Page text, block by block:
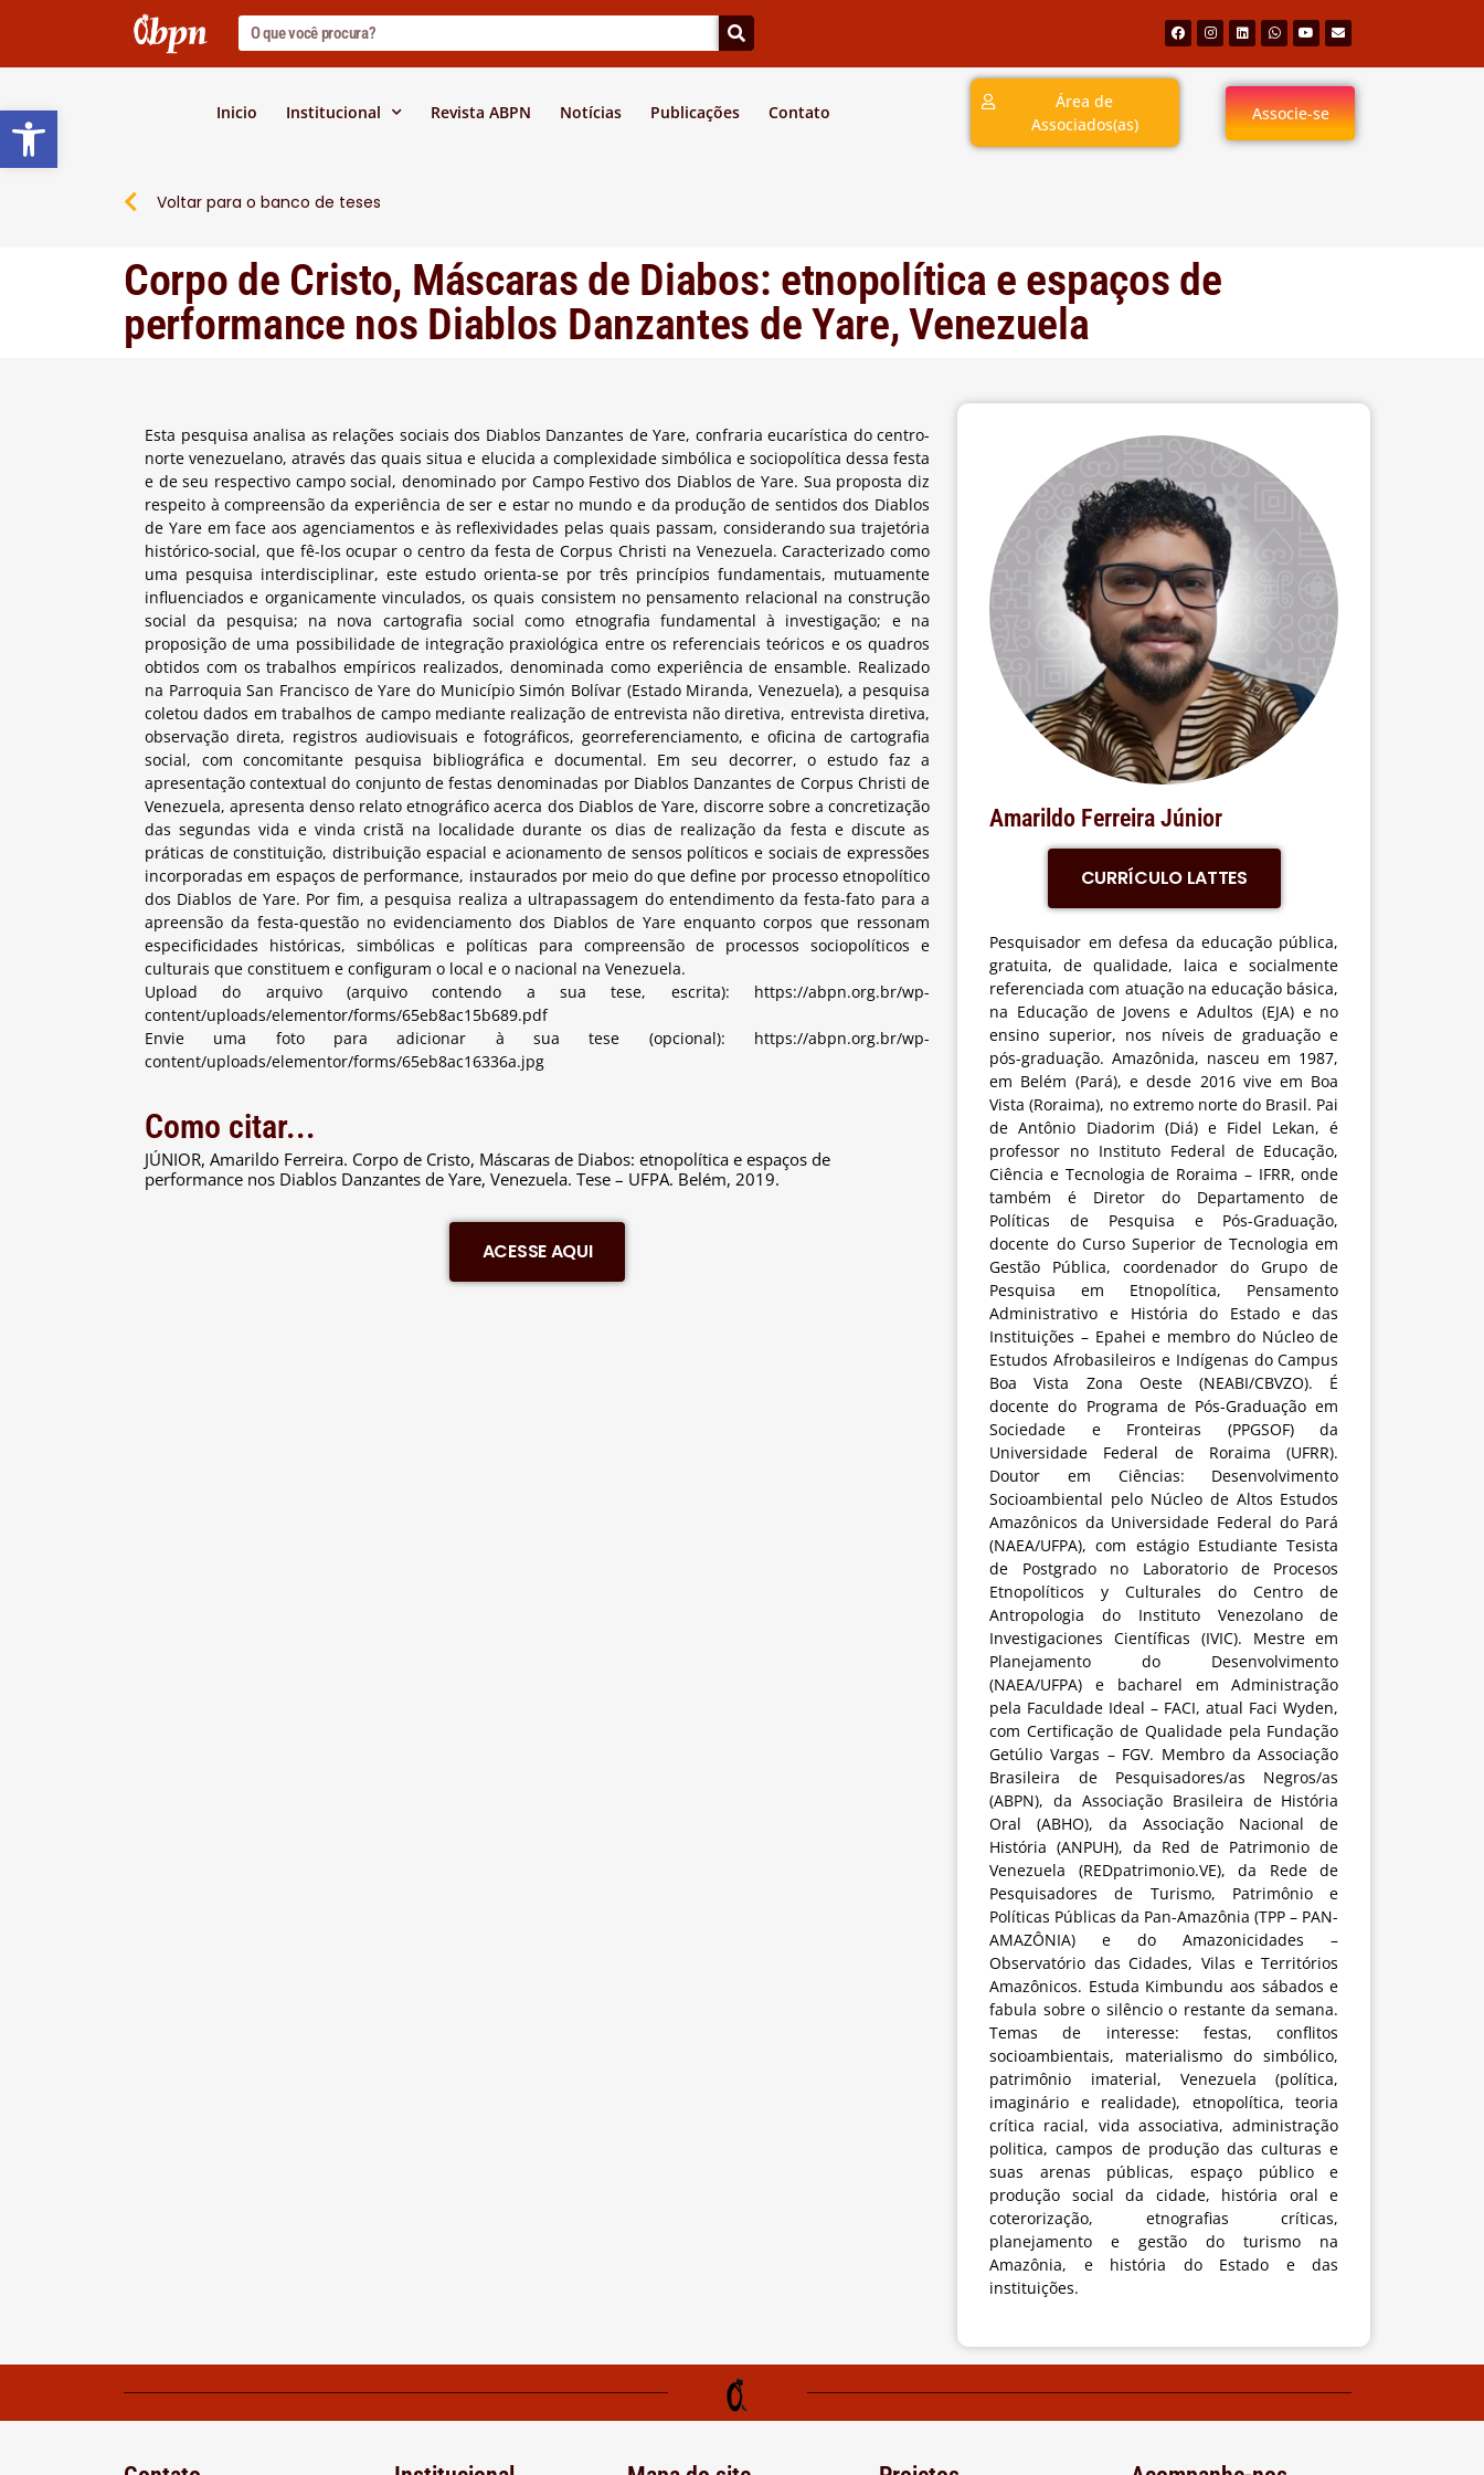
Barra de Ferramentas Aberta
Inicio Institucional Revista ABPN Notícias Publicações Contato
Área de
Associados(as)
Associe-se
Voltar para o banco de teses
Corpo de Cristo, Máscaras de Diabos: etnopolítica e espaços de
performance nos Diablos Danzantes de Yare, Venezuela
Esta pesquisa analisa as relações sociais dos Diablos Danzantes de Yare, confraria eucarística do centro-
norte venezuelano, através das quais situa e elucida a complexidade simbólica e sociopolítica dessa festa
e de seu respectivo campo social, denominado por Campo Festivo dos Diablos de Yare. Sua proposta diz
respeito à compreensão da experiência de ser e estar no mundo e da produção de sentidos dos Diablos
de Yare em face aos agenciamentos e às reflexividades pelas quais passam, considerando sua trajetória
histórico-social, que fê-los ocupar o centro da festa de Corpus Christi na Venezuela. Caracterizado como
uma pesquisa interdisciplinar, este estudo orienta-se por três princípios fundamentais, mutuamente
influenciados e organicamente vinculados, os quais consistem no pensamento relacional na construção
social da pesquisa; na nova cartografia social como etnografia fundamental à investigação; e na
proposição de uma possibilidade de integração praxiológica entre os referenciais teóricos e os quadros
obtidos com os trabalhos empíricos realizados, denominada como experiência de ensamble. Realizado
na Parroquia San Francisco de Yare do Município Simón Bolívar (Estado Miranda, Venezuela), a pesquisa
coletou dados em trabalhos de campo mediante realização de entrevista não diretiva, entrevista diretiva,
observação direta, registros audiovisuais e fotográficos, georreferenciamento, e oficina de cartografia
social, com concomitante pesquisa bibliográfica e documental. Em seu decorrer, o estudo faz a
apresentação contextual do conjunto de festas denominadas por Diablos Danzantes de Corpus Christi de
Venezuela, apresenta denso relato etnográfico acerca dos Diablos de Yare, discorre sobre a concretização
das segundas vida e vinda cristã na localidade durante os dias de realização da festa e discute as
práticas de constituição, distribuição espacial e acionamento de sensos políticos e sociais de expressões
incorporadas em espaços de performance, instaurados por meio do que define por processo etnopolítico
dos Diablos de Yare. Por fim, a pesquisa realiza a ultrapassagem do entendimento da festa-fato para a
apreensão da festa-questão no evidenciamento dos Diablos de Yare enquanto corpos que ressonam
especificidades históricas, simbólicas e políticas para compreensão de processos sociopolíticos e
culturais que constituem e configuram o local e o nacional na Venezuela.
Upload do arquivo (arquivo contendo a sua tese, escrita): https://abpn.org.br/wp-
content/uploads/elementor/forms/65eb8ac15b689.pdf
Envie uma foto para adicionar à sua tese (opcional): https://abpn.org.br/wp-
content/uploads/elementor/forms/65eb8ac16336a.jpg
Como citar...
JÚNIOR, Amarildo Ferreira. Corpo de Cristo, Máscaras de Diabos: etnopolítica e espaços de
performance nos Diablos Danzantes de Yare, Venezuela. Tese – UFPA. Belém, 2019.
ACESSE AQUI
Amarildo Ferreira Júnior
CURRÍCULO LATTES
Pesquisador em defesa da educação pública,
gratuita, de qualidade, laica e socialmente
referenciada com atuação na educação básica,
na Educação de Jovens e Adultos (EJA) e no
ensino superior, nos níveis de graduação e
pós-graduação. Amazônida, nasceu em 1987,
em Belém (Pará), e desde 2016 vive em Boa
Vista (Roraima), no extremo norte do Brasil. Pai
de Antônio Diadorim (Diá) e Fidel Lekan, é
professor no Instituto Federal de Educação,
Ciência e Tecnologia de Roraima – IFRR, onde
também é Diretor do Departamento de
Políticas de Pesquisa e Pós-Graduação,
docente do Curso Superior de Tecnologia em
Gestão Pública, coordenador do Grupo de
Pesquisa em Etnopolítica, Pensamento
Administrativo e História do Estado e das
Instituições – Epahei e membro do Núcleo de
Estudos Afrobasileiros e Indígenas do Campus
Boa Vista Zona Oeste (NEABI/CBVZO). É
docente do Programa de Pós-Graduação em
Sociedade e Fronteiras (PPGSOF) da
Universidade Federal de Roraima (UFRR).
Doutor em Ciências: Desenvolvimento
Socioambiental pelo Núcleo de Altos Estudos
Amazônicos da Universidade Federal do Pará
(NAEA/UFPA), com estágio Estudiante Tesista
de Postgrado no Laboratorio de Procesos
Etnopolíticos y Culturales do Centro de
Antropologia do Instituto Venezolano de
Investigaciones Científicas (IVIC). Mestre em
Planejamento do Desenvolvimento
(NAEA/UFPA) e bacharel em Administração
pela Faculdade Ideal – FACI, atual Faci Wyden,
com Certificação de Qualidade pela Fundação
Getúlio Vargas – FGV. Membro da Associação
Brasileira de Pesquisadores/as Negros/as
(ABPN), da Associação Brasileira de História
Oral (ABHO), da Associação Nacional de
História (ANPUH), da Red de Patrimonio de
Venezuela (REDpatrimonio.VE), da Rede de
Pesquisadores de Turismo, Patrimônio e
Políticas Públicas da Pan-Amazônia (TPP – PAN-
AMAZÔNIA) e do Amazonicidades –
Observatório das Cidades, Vilas e Territórios
Amazônicos. Estuda Kimbundu aos sábados e
fabula sobre o silêncio o restante da semana.
Temas de interesse: festas, conflitos
socioambientais, materialismo do simbólico,
patrimônio imaterial, Venezuela (política,
imaginário e realidade), etnopolítica, teoria
crítica racial, vida associativa, administração
politica, campos de produção das culturas e
suas arenas públicas, espaço público e
produção social da cidade, história oral e
coterorização, etnografias críticas,
planejamento e gestão do turismo na
Amazônia, e história do Estado e das
instituições.